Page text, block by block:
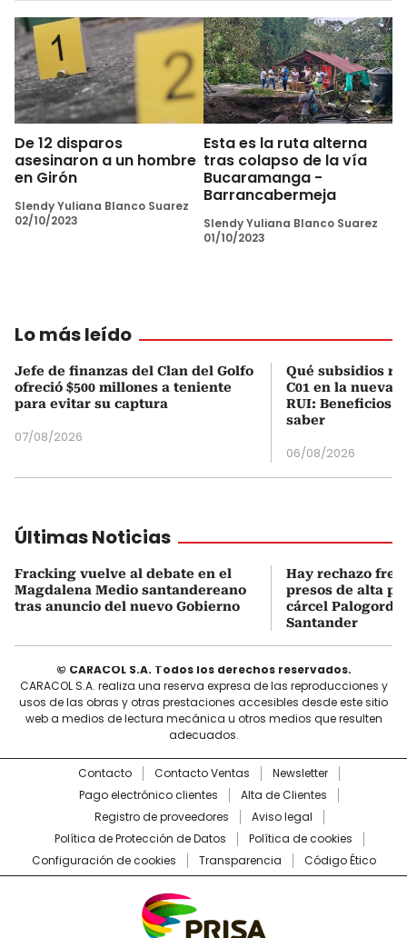
De 12 disparos
asesinaron a un hombre
en Girón
Slendy Yuliana Blanco Suarez
02/10/2023
Esta es la ruta alterna
tras colapso de la vía
Bucaramanga -
Barrancabermeja
Slendy Yuliana Blanco Suarez
01/10/2023
Lo más leído
Jefe de finanzas del Clan del Golfo
ofreció $500 millones a teniente
para evitar su captura
07/08/2026
Qué subsidios
C01 en la nueva
RUI: Beneficios
saber
06/08/2026
Últimas Noticias
Fracking vuelve al debate en el
Magdalena Medio santandereano
tras anuncio del nuevo Gobierno
Hay rechazo
presos de alta
cárcel Palogordo
Santander
© CARACOL S.A. Todos los derechos reservados.
CARACOL S.A. realiza una reserva expresa de las reproducciones y
usos de las obras y otras prestaciones accesibles desde este sitio
web a medios de lectura mecánica u otros medios que resulten
adecuados.
Contacto Contacto Ventas
Newsletter
Pago electrónico clientes
Alta de Clientes
Registro de proveedores
Aviso legal
Política de Protección de Datos
Política de cookies
Configuración de cookies
Transparencia Código Ético